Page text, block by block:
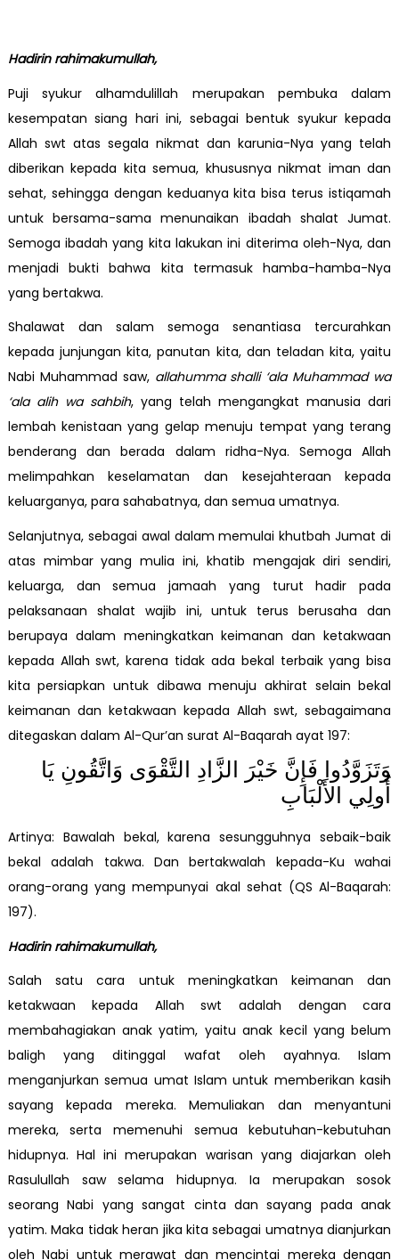
Hadirin rahimakumullah,
Puji syukur alhamdulillah merupakan pembuka dalam
kesempatan siang hari ini, sebagai bentuk syukur kepada
Allah swt atas segala nikmat dan karunia-Nya yang telah
diberikan kepada kita semua, khususnya nikmat iman dan
sehat, sehingga dengan keduanya kita bisa terus istiqamah
untuk bersama-sama menunaikan ibadah shalat Jumat.
Semoga ibadah yang kita lakukan ini diterima oleh-Nya, dan
menjadi bukti bahwa kita termasuk hamba-hamba-Nya
yang bertakwa.
Shalawat dan salam semoga senantiasa tercurahkan
kepada junjungan kita, panutan kita, dan teladan kita, yaitu
Nabi Muhammad saw,allahumma shalli ‘ala Muhammad wa
‘ala alih wa sahbih, yang telah mengangkat manusia dari
lembah kenistaan yang gelap menuju tempat yang terang
benderang dan berada dalam ridha-Nya. Semoga Allah
melimpahkan keselamatan dan kesejahteraan kepada
keluarganya, para sahabatnya, dan semua umatnya.
Selanjutnya, sebagai awal dalam memulai khutbah Jumat di
atas mimbar yang mulia ini, khatib mengajak diri sendiri,
keluarga, dan semua jamaah yang turut hadir pada
pelaksanaan shalat wajib ini, untuk terus berusaha dan
berupaya dalam meningkatkan keimanan dan ketakwaan
kepada Allah swt, karena tidak ada bekal terbaik yang bisa
kita persiapkan untuk dibawa menuju akhirat selain bekal
keimanan dan ketakwaan kepada Allah swt, sebagaimana
ditegaskan dalam Al-Qur’an surat Al-Baqarah ayat 197:
وَتَزَوَّدُوا فَإِنَّ خَيْرَ الزَّادِ التَّقْوَى وَاتَّقُونِ يَا
أُولِي الأَلْبَابِ
Artinya: Bawalah bekal, karena sesungguhnya sebaik-baik
bekal adalah takwa. Dan bertakwalah kepada-Ku wahai
orang-orang yang mempunyai akal sehat (QS Al-Baqarah:
197).
Hadirin rahimakumullah,
Salah satu cara untuk meningkatkan keimanan dan
ketakwaan kepada Allah swt adalah dengan cara
membahagiakan anak yatim, yaitu anak kecil yang belum
baligh yang ditinggal wafat oleh ayahnya. Islam
menganjurkan semua umat Islam untuk memberikan kasih
sayang kepada mereka. Memuliakan dan menyantuni
mereka, serta memenuhi semua kebutuhan-kebutuhan
hidupnya. Hal ini merupakan warisan yang diajarkan oleh
Rasulullah saw selama hidupnya. Ia merupakan sosok
seorang Nabi yang sangat cinta dan sayang pada anak
yatim. Maka tidak heran jika kita sebagai umatnya dianjurkan
oleh Nabi untuk merawat dan mencintai mereka dengan